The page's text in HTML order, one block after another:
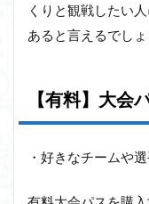
くりと観戦したい
あると言えるでしょ
【有料】大会
・好きなチームや